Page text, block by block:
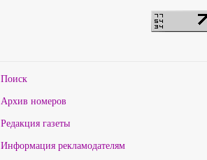
Поиск
Архив номеров
Редакция газеты
Информация рекламодателям